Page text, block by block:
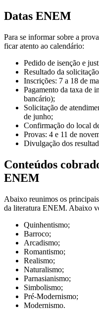
Datas ENEM
Para se informar sobre a
ficar atento ao calendário:
Pedido de isenção e
Resultado da
Inscrições: 7 a 18 de
Pagamento da taxa de
bancário);
Solicitação de
de junho;
Confirmação do local
Provas: 4 e 11 de
Divulgação dos
Conteúdos
ENEM
Abaixo reunimos os
da literatura ENEM. Abaixo
Quinhentismo;
Barroco;
Arcadismo;
Romantismo;
Realismo;
Naturalismo;
Parnasianismo;
Simbolismo;
Pré-Modernismo;
Modernismo.